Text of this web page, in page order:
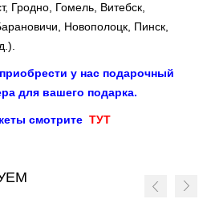
Гродно, Гомель, Витебск,
Новополоцк, Пинск,
у нас подарочный
для вашего подарка.
смотрите ТУТ